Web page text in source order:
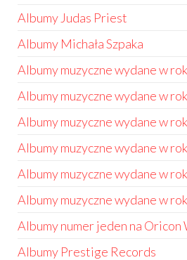
Albumy Judas Priest
Albumy Michała Szpaka
Albumy muzyczne wydane w
Albumy muzyczne wydane w
Albumy muzyczne wydane w
Albumy muzyczne wydane w
Albumy muzyczne wydane w
Albumy muzyczne wydane w
Albumy numer jeden na Oricon
Albumy Prestige Records